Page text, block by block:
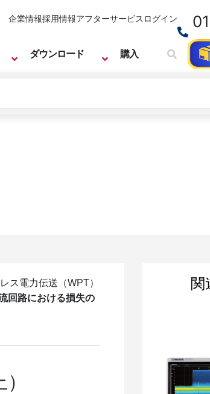
ダウンロード 購入
企業情報採用情報アフターサービス ログイン
ス電力伝送（WPT）
回路における損失の
関